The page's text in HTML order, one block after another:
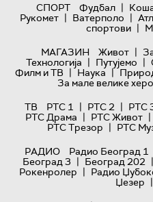
СПОРТ
Фудбал |
Рукомет | Ватерполо |
спортови |
МАГАЗИН
Живот |
Технологијa | Путујемо |
Филм и ТВ | Наука |
За мале велике
ТВ
РТС 1 | РТС 2 | РТС
РТС Драма | РТС Живот |
РТС Трезор | РТС
РАДИО
Радио Београд 1
Београд 3 | Београд 202 |
Рокенролер | Радио
Џезер |